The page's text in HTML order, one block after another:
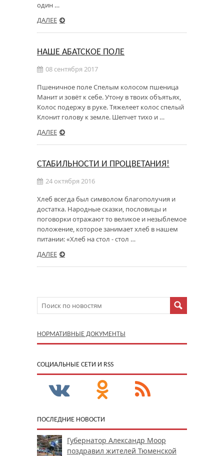
один …
ДАЛЕЕ
НАШЕ АБАТСКОЕ ПОЛЕ
08 сентября 2017
Пшеничное поле Спелым колосом пшеница
Манит и зовёт к себе. Утону в твоих объятьях,
Колос подержу в руке. Тяжелеет колос спелый
Клонит голову к земле. Шепчет тихо и …
ДАЛЕЕ
СТАБИЛЬНОСТИ И ПРОЦВЕТАНИЯ!
24 октября 2016
Хлеб всегда был символом благополучия и
достатка. Народные сказки, пословицы и
поговорки отражают то великое и незыблемое
положение, которое занимает хлеб в нашем
питании: «Хлеб на стол - стол …
ДАЛЕЕ
НОРМАТИВНЫЕ ДОКУМЕНТЫ
CОЦИАЛЬНЫЕ СЕТИ И RSS
ПОСЛЕДНИЕ НОВОСТИ
Губернатор Александр Моор
поздравил жителей Тюменской